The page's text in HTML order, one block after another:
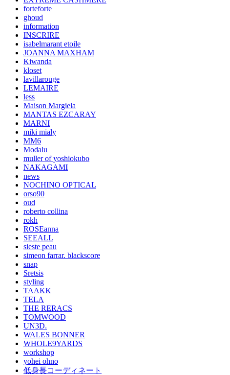
forteforte
ghoud
information
INSCRIRE
isabelmarant etoile
JOANNA MAXHAM
Kiwanda
kloset
lavillarouge
LEMAIRE
less
Maison Margiela
MANTAS EZCARAY
MARNI
miki mialy
MM6
Modalu
muller of yoshiokubo
NAKAGAMI
news
NOCHINO OPTICAL
orso90
oud
roberto collina
rokh
ROSEanna
SEEALL
sieste peau
simeon farrar. blackscore
snap
Sretsis
styling
TAAKK
TELA
THE RERACS
TOMWOOD
UN3D.
WALES BONNER
WHOLE9YARDS
workshop
yohei ohno
低身長コーディネート